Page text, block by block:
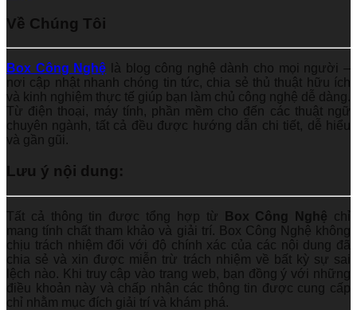
Về Chúng Tôi
Box Công Nghệ là blog công nghệ dành cho mọi người –
nơi cập nhật nhanh chóng tin tức, chia sẻ thủ thuật hữu ích
và kinh nghiệm thực tế giúp bạn làm chủ công nghệ dễ dàng.
Từ điện thoại, máy tính, phần mềm cho đến các thuật ngữ
chuyên ngành, tất cả đều được hướng dẫn chi tiết, dễ hiểu
và gần gũi.
Lưu ý nội dung:
Tất cả thông tin được tổng hợp từ Box Công Nghệ chỉ
mang tính chất tham khảo và giải trí. Box Công Nghệ không
chịu trách nhiệm đối với độ chính xác của các nội dung đã
chia sẻ và xin được miễn trừ trách nhiệm về bất kỳ sự sai
lệch nào. Khi truy cập vào trang web, bạn đồng ý với những
điều khoản này và chấp nhận các thông tin được cung cấp
chỉ nhằm mục đích giải trí và khám phá.